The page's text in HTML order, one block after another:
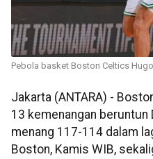
Pebola basket Boston Celtics
Jakarta (ANTARA) -
13 kemenangan
menang 117-114 dalam
Boston, Kamis WIB,